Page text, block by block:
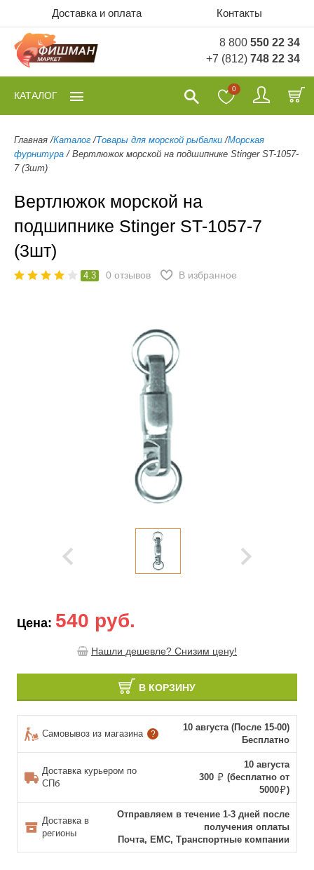
Доставка и оплата Контакты
8 800 550 22 34
+7 (812) 748 22 34
0
КАТАЛОГ
Главная /Каталог /Товары для морской рыбалки /Морская
фурнитура / Вертлюжок морской на подшипнике Stinger ST-1057-
7 (3шт)
Вертлюжок морской на
подшипнике Stinger ST-1057-7
(3шт)
4.3 0 отзывов В избранное
Цена: 540 руб.
Нашли дешевле? Снизим цену!
В КОРЗИНУ
Самовывоз из магазина ?
10 августа (После 15-00)
Бесплатно
Доставка курьером по
СПб
10 августа
300
(бесплатно от
5000
)
Доставка в
регионы
Отправляем в течение 1-3 дней после
получения оплаты
Почта, ЕМС, Транспортные компании